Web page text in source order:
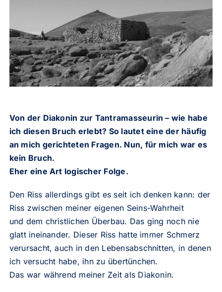
Von der Diakonin zur Tantramasseurin – wie habe
ich diesen Bruch erlebt? So lautet eine der häufig
an mich gerichteten Fragen. Nun, für mich war es
kein Bruch.
Eher eine Art logischer Folge.
Den Riss allerdings gibt es seit ich denken kann: der
Riss zwischen meiner eigenen Seins-Wahrheit
und dem christlichen Überbau. Das ging noch nie
glatt ineinander. Dieser Riss hatte immer Schmerz
verursacht, auch in den Lebensabschnitten, in denen
ich versucht habe, ihn zu übertünchen.
Das war während meiner Zeit als Diakonin.